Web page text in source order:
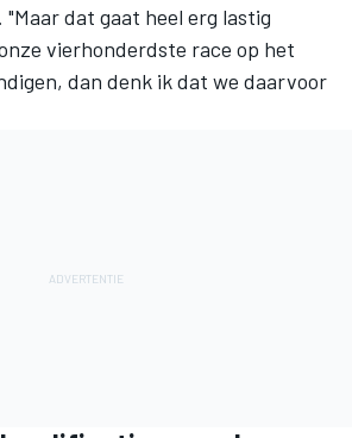
"Maar dat gaat heel erg lastig
vierhonderdste race op het
dan denk ik dat we daarvoor